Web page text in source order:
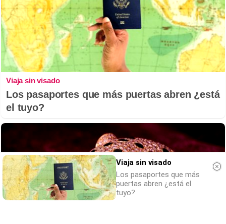
Viaja sin visado
Los pasaportes que más puertas abren ¿está
el tuyo?
Viaja sin visado
Los pasaportes que más
puertas abren ¿está el
tuyo?